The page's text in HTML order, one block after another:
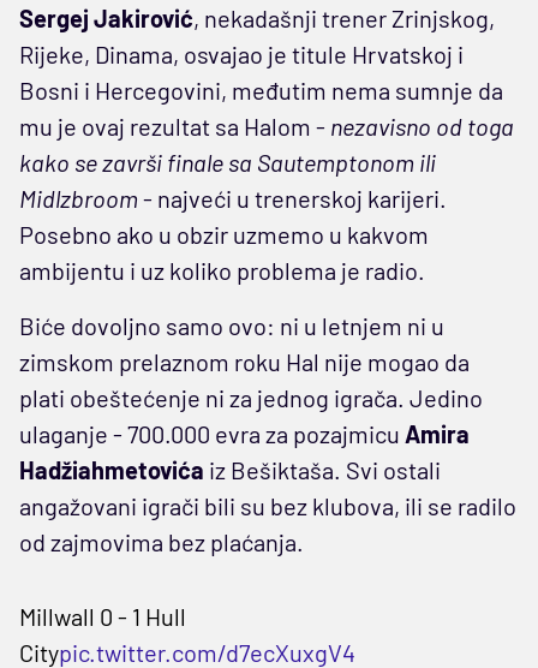
Sergej Jakirović, nekadašnji trener Zrinjskog,
Rijeke, Dinama, osvajao je titule Hrvatskoj i
Bosni i Hercegovini, međutim nema sumnje da
mu je ovaj rezultat sa Halom - nezavisno od toga
kako se završi finale sa Sautemptonom ili
Midlzbroom - najveći u trenerskoj karijeri.
Posebno ako u obzir uzmemo u kakvom
ambijentu i uz koliko problema je radio.
Biće dovoljno samo ovo: ni u letnjem ni u
zimskom prelaznom roku Hal nije mogao da
plati obeštećenje ni za jednog igrača. Jedino
ulaganje - 700.000 evra za pozajmicu Amira
Hadžiahmetovića iz Bešiktaša. Svi ostali
angažovani igrači bili su bez klubova, ili se radilo
od zajmovima bez plaćanja.
Millwall 0 - 1 Hull
Citypic.twitter.com/d7ecXuxgV4